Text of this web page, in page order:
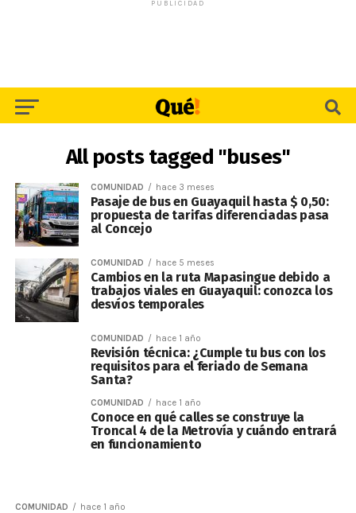
PUBLICIDAD
All posts tagged "buses"
COMUNIDAD hace 3 meses
Pasaje de bus en Guayaquil hasta $ 0,50:
propuesta de tarifas diferenciadas pasa
al Concejo
COMUNIDAD hace 5 meses
Cambios en la ruta Mapasingue debido a
trabajos viales en Guayaquil: conozca los
desvíos temporales
COMUNIDAD hace 1 año
Revisión técnica: ¿Cumple tu bus con los
requisitos para el feriado de Semana
Santa?
COMUNIDAD hace 1 año
Conoce en qué calles se construye la
Troncal 4 de la Metrovía y cuándo entrará
en funcionamiento
COMUNIDAD hace 1 año